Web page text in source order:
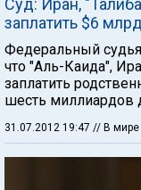
Суд: Иран,
заплатить $6
Федеральный
что "Аль-Каида",
заплатить
шесть миллиардов
31.07.2012 19:47 // В мире